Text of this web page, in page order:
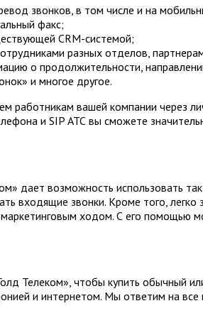
звонков, в том числе и на
факс;
CRM-системой;
разных отделов,
о продолжительности,
и многое другое.
работникам вашей компании через
и SIP АТС вы сможете
дает возможность использовать
входящие звонки. Кроме того,
ходом. С его помощью
Телеком», чтобы купить обычный
и интернетом. Мы ответим на